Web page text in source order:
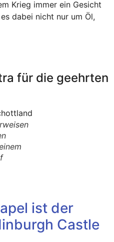
Krieg immer ein Gesicht
dabei nicht nur um Öl,
für die geehrten
ist der
Castle